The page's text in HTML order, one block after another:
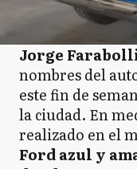
Jorge
nombres del
este fin de
la ciudad. En
realizado en el
Ford azul y